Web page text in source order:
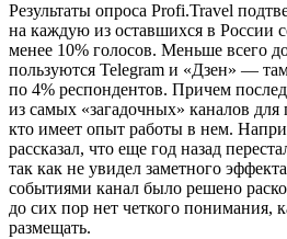
Результаты опроса Profi.Travel
на каждую из оставшихся в России
менее 10% голосов. Меньше всего
пользуются Telegram и «Дзен» —
по 4% респондентов. Причем
из самых «загадочных» каналов
кто имеет опыт работы в нем.
рассказал, что еще год назад
так как не увидел заметного
событиями канал было решено
до сих пор нет четкого понимания,
размещать.